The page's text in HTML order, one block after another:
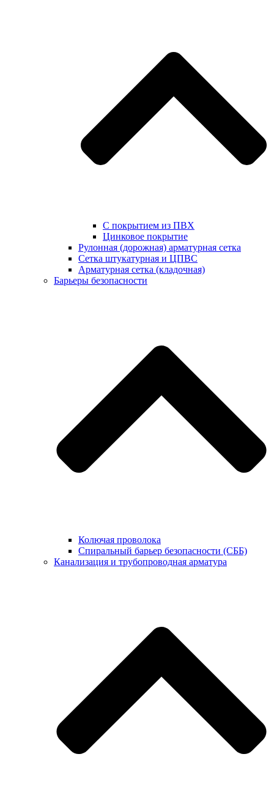
С покрытием из ПВХ
Цинковое покрытие
Рулонная (дорожная) арматурная сетка
Сетка штукатурная и ЦПВС
Арматурная сетка (кладочная)
Барьеры безопасности
Колючая проволока
Спиральный барьер безопасности (СББ)
Канализация и трубопроводная арматура